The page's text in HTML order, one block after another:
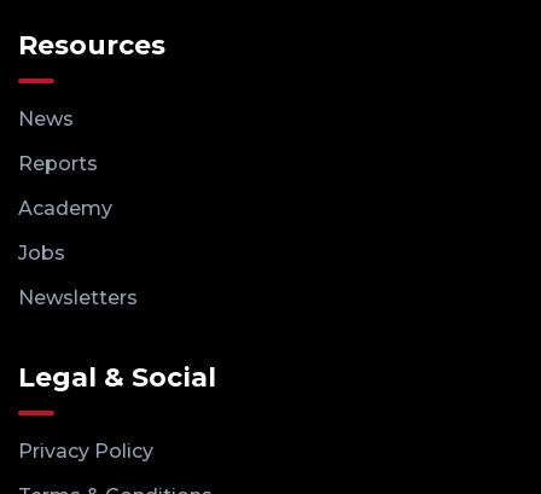
Resources
News
Reports
Academy
Jobs
Newsletters
Legal & Social
Privacy Policy